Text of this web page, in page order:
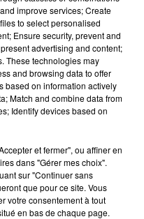
FAMILLE À
improve services; Create
to select personalised
Ensure security, prevent and
advertising and content;
These technologies may
and browsing data to offer
based on information actively
Match and combine data from
Identify devices based on
et fermer", ou affiner en
dans "Gérer mes choix".
sur "Continuer sans
que pour ce site. Vous
votre consentement à tout
en bas de chaque page.